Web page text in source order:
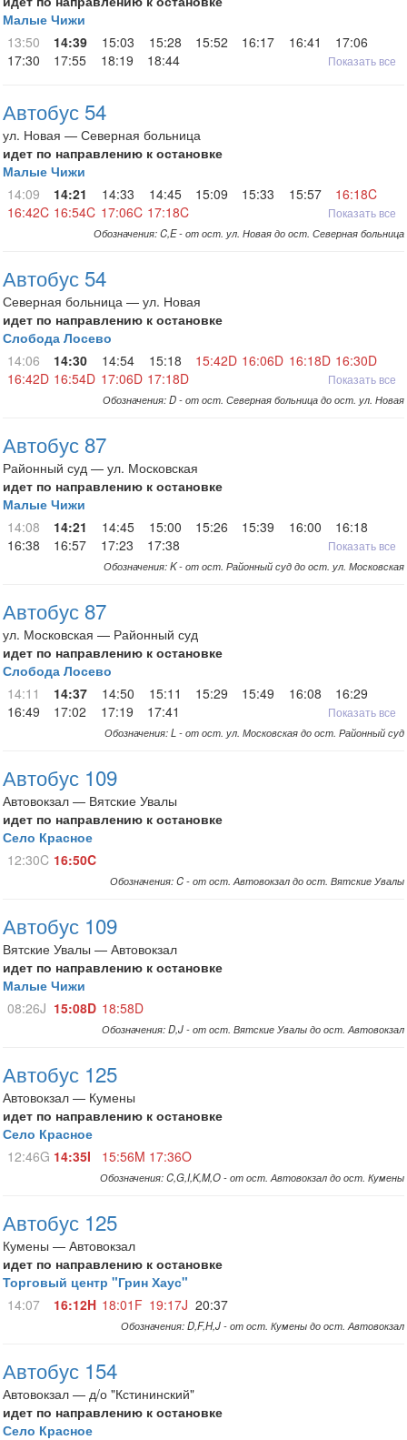
Малые Чижи
13:50
14:39 15:03 15:28 15:52 16:17 16:41
17:06
17:30
17:55 18:19 18:44 Показать все
Автобус 54
ул. Новая — Северная больница
идет по направлению к остановке
Малые Чижи
14:09
14:21 14:33 14:45 15:09 15:33 15:57
16:18C
16:42C 16:54C 17:06C 17:18C Показать все
Обозначения: C,E - от ост. ул. Новая до ост. Северная больница
Автобус 54
Северная больница — ул. Новая
идет по направлению к остановке
Слобода Лосево
14:06
14:30 14:54 15:18 15:42D 16:06D 16:18D 16:30D
16:42D 16:54D 17:06D 17:18D Показать все
Обозначения: D - от ост. Северная больница до ост. ул. Новая
Автобус 87
Районный суд — ул. Московская
идет по направлению к остановке
Малые Чижи
14:08
14:21 14:45 15:00 15:26 15:39 16:00
16:18
16:38
16:57 17:23 17:38 Показать все
Обозначения: K - от ост. Районный суд до ост. ул. Московская
Автобус 87
ул. Московская — Районный суд
идет по направлению к остановке
Слобода Лосево
14:11
14:37 14:50 15:11 15:29 15:49 16:08
16:29
16:49
17:02 17:19 17:41 Показать все
Обозначения: L - от ост. ул. Московская до ост. Районный суд
Автобус 109
Автовокзал — Вятские Увалы
идет по направлению к остановке
Село Красное
12:30C 16:50C
Обозначения: C - от ост. Автовокзал до ост. Вятские Увалы
Автобус 109
Вятские Увалы — Автовокзал
идет по направлению к остановке
Малые Чижи
08:26J 15:08D 18:58D
Обозначения: D,J - от ост. Вятские Увалы до ост. Автовокзал
Автобус 125
Автовокзал — Кумены
идет по направлению к остановке
Село Красное
12:46G 14:35I 15:56M 17:36O
Обозначения: C,G,I,K,M,O - от ост. Автовокзал до ост. Кумены
Автобус 125
Кумены — Автовокзал
идет по направлению к остановке
Торговый центр "Грин Хаус"
14:07
16:12H 18:01F 19:17J 20:37
Обозначения: D,F,H,J - от ост. Кумены до ост. Автовокзал
Автобус 154
Автовокзал — д/о "Кстининский"
идет по направлению к остановке
Село Красное